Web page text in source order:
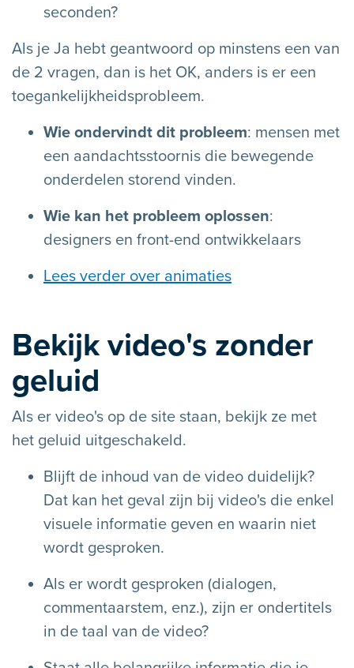
seconden?
Als je Ja hebt geantwoord op minstens een van
de 2 vragen, dan is het OK, anders is er een
toegankelijkheidsprobleem.
Wie ondervindt dit probleem: mensen met
een aandachtsstoornis die bewegende
onderdelen storend vinden.
Wie kan het probleem oplossen:
designers en front-end ontwikkelaars
Lees verder over animaties
Bekijk video's zonder
geluid
Als er video's op de site staan, bekijk ze met
het geluid uitgeschakeld.
Blijft de inhoud van de video duidelijk?
Dat kan het geval zijn bij video's die enkel
visuele informatie geven en waarin niet
wordt gesproken.
Als er wordt gesproken (dialogen,
commentaarstem, enz.), zijn er ondertitels
in de taal van de video?